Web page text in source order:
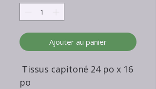
Ajouter au panier
Tissus capitoné 24 po x 16
po